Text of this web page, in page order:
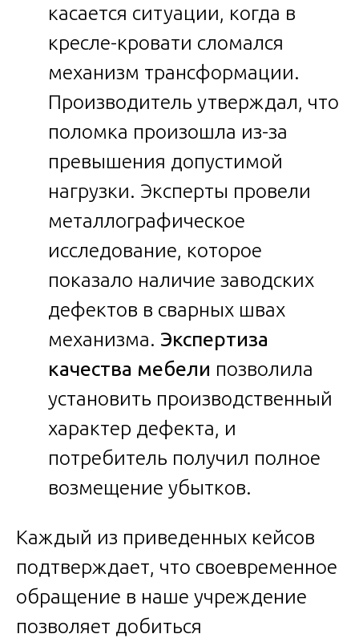
касается ситуации, когда в
кресле-кровати сломался
механизм трансформации.
Производитель утверждал, что
поломка произошла из-за
превышения допустимой
нагрузки. Эксперты провели
металлографическое
исследование, которое
показало наличие заводских
дефектов в сварных швах
механизма. Экспертиза
качества мебели позволила
установить производственный
характер дефекта, и
потребитель получил полное
возмещение убытков.
Каждый из приведенных кейсов
подтверждает, что своевременное
обращение в наше учреждение
позволяет добиться